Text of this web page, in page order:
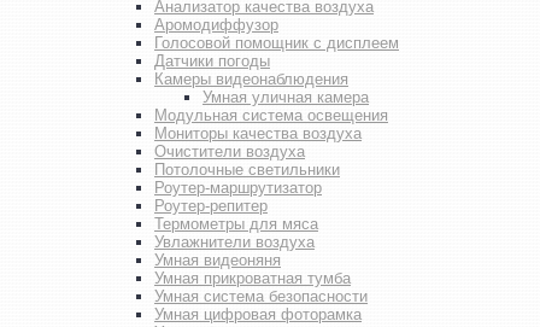
Анализатор качества воздуха
Аромодиффузор
Голосовой помощник с дисплеем
Датчики погоды
Камеры видеонаблюдения
Умная уличная камера
Модульная система освещения
Мониторы качества воздуха
Очистители воздуха
Потолочные светильники
Роутер-маршрутизатор
Роутер-репитер
Термометры для мяса
Увлажнители воздуха
Умная видеоняня
Умная прикроватная тумба
Умная система безопасности
Умная цифровая фоторамка